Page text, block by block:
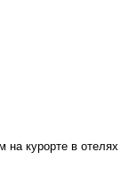
на курорте в